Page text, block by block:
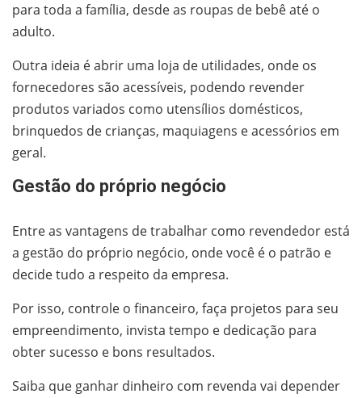
para toda a família, desde as roupas de bebê até o
adulto.
Outra ideia é abrir uma loja de utilidades, onde os
fornecedores são acessíveis, podendo revender
produtos variados como utensílios domésticos,
brinquedos de crianças, maquiagens e acessórios em
geral.
Gestão do próprio negócio
Entre as vantagens de trabalhar como revendedor está
a gestão do próprio negócio, onde você é o patrão e
decide tudo a respeito da empresa.
Por isso, controle o financeiro, faça projetos para seu
empreendimento, invista tempo e dedicação para
obter sucesso e bons resultados.
Saiba que ganhar dinheiro com revenda vai depender